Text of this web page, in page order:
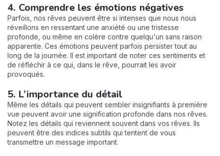
4. Comprendre les émotions négatives
Parfois, nos rêves peuvent être si intenses que nous nous
réveillons en ressentant une anxiété ou une tristesse
profonde, ou même en colère contre quelqu'un sans raison
apparente. Ces émotions peuvent parfois persister tout au
long de la journée. Il est important de noter ces sentiments et
de réfléchir à ce qui, dans le rêve, pourrait les avoir
provoqués.
5. L’importance du détail
Même les détails qui peuvent sembler insignifiants à première
vue peuvent avoir une signification profonde dans nos rêves.
Notez les détails qui reviennent souvent dans vos rêves. Ils
peuvent être des indices subtils qui tentent de vous
transmettre un message important.